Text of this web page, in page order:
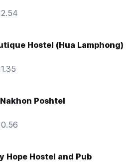
Hostel (Hua Lamphong)
Poshtel
Hope Hostel and Pub